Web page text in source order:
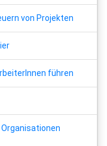
von Projekten
führen